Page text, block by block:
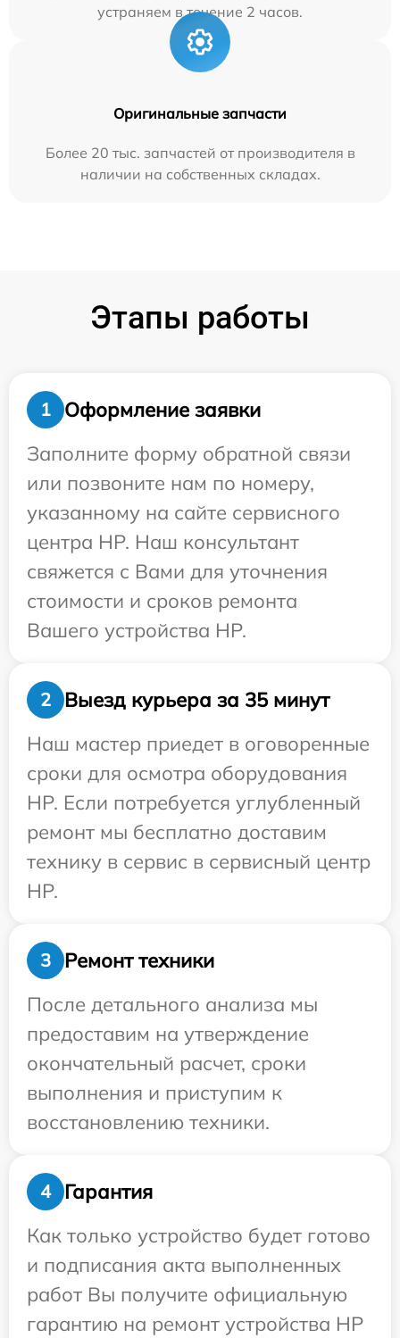
устраняем в течение 2 часов.
Оригинальные запчасти
Более 20 тыс. запчастей от производителя в
наличии на собственных складах.
Этапы работы
1
Оформление заявки
Заполните форму обратной связи
или позвоните нам по номеру,
указанному на сайте сервисного
центра HP. Наш консультант
свяжется с Вами для уточнения
стоимости и сроков ремонта
Вашего устройства HP.
2
Выезд курьера за 35 минут
Наш мастер приедет в оговоренные
сроки для осмотра оборудования
HP. Если потребуется углубленный
ремонт мы бесплатно доставим
технику в сервис в сервисный центр
HP.
3
Ремонт техники
После детального анализа мы
предоставим на утверждение
окончательный расчет, сроки
выполнения и приступим к
восстановлению техники.
4
Гарантия
Как только устройство будет готово
и подписания акта выполненных
работ Вы получите официальную
гарантию на ремонт устройства HP